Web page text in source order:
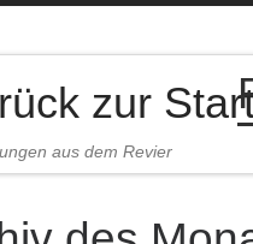
aus dem Revier